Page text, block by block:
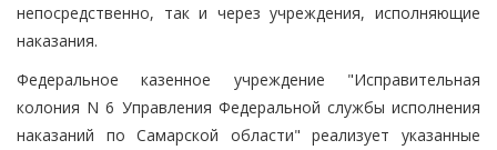
непосредственно, так и через учреждения, исполняющие
наказания.
Федеральное казенное учреждение "Исправительная
колония N 6 Управления Федеральной службы исполнения
наказаний по Самарской области" реализует указанные